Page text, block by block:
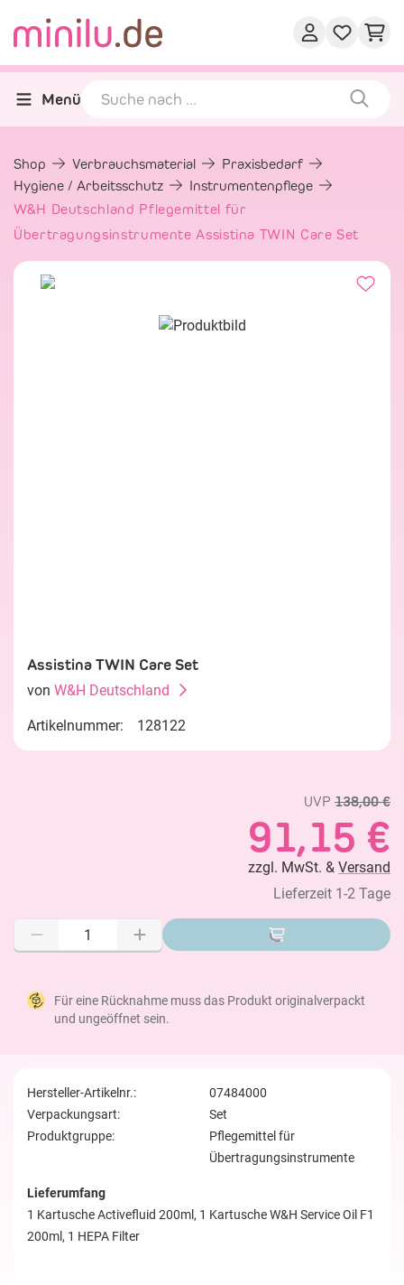
Menü
Shop Verbrauchsmaterial
Praxisbedarf
Hygiene / Arbeitsschutz
Instrumentenpflege
W&H Deutschland Pflegemittel für
Übertragungsinstrumente Assistina TWIN Care Set
Assistina TWIN Care Set
von W&H Deutschland
Artikelnummer: 128122
UVP 138,00 €
91,15 €
zzgl. MwSt. & Versand
Lieferzeit 1-2 Tage
Für eine Rücknahme muss das Produkt originalverpackt
und ungeöffnet sein.
Hersteller-Artikelnr.:
07484000
Verpackungsart:
Set
Produktgruppe:
Pflegemittel für
Übertragungsinstrumente
Lieferumfang
1 Kartusche Activefluid 200ml, 1 Kartusche W&H Service Oil F1
200ml, 1 HEPA Filter